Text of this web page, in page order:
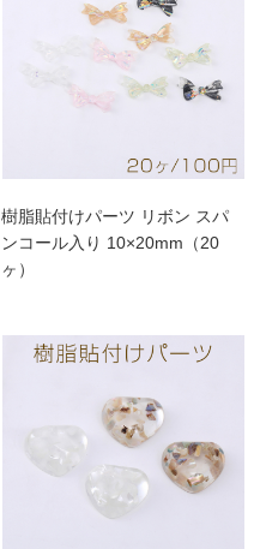
樹脂貼付けパーツ リボン スパ
ンコール入り 10×20mm（20
ヶ）